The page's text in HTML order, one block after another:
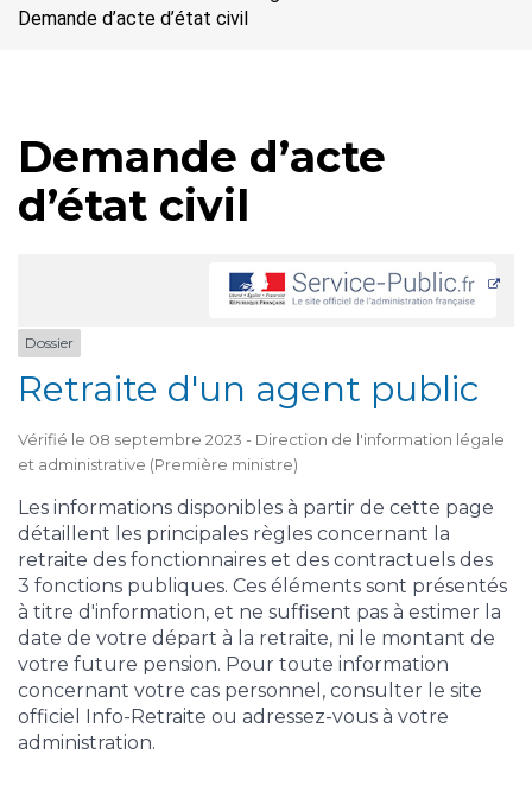
Demande d’acte d’état civil
Demande d’acte
d’état civil
Dossier
Retraite d'un agent public
Vérifié le 08 septembre 2023 - Direction de l'information légale
et administrative (Première ministre)
Les informations disponibles à partir de cette page
détaillent les principales règles concernant la
retraite des fonctionnaires et des contractuels des
3 fonctions publiques. Ces éléments sont présentés
à titre d'information, et ne suffisent pas à estimer la
date de votre départ à la retraite, ni le montant de
votre future pension. Pour toute information
concernant votre cas personnel, consulter le site
officiel Info-Retraite ou adressez-vous à votre
administration.